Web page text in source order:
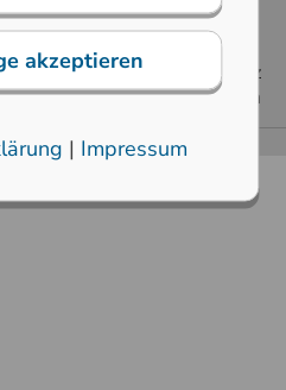
Sitemap
Downloads
Hinweisgeberschutz
Cookie Einstellungen
DS HMI Solutions GmbH
akzeptieren
| Impressum